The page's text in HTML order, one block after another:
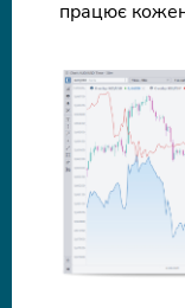
працює кожен